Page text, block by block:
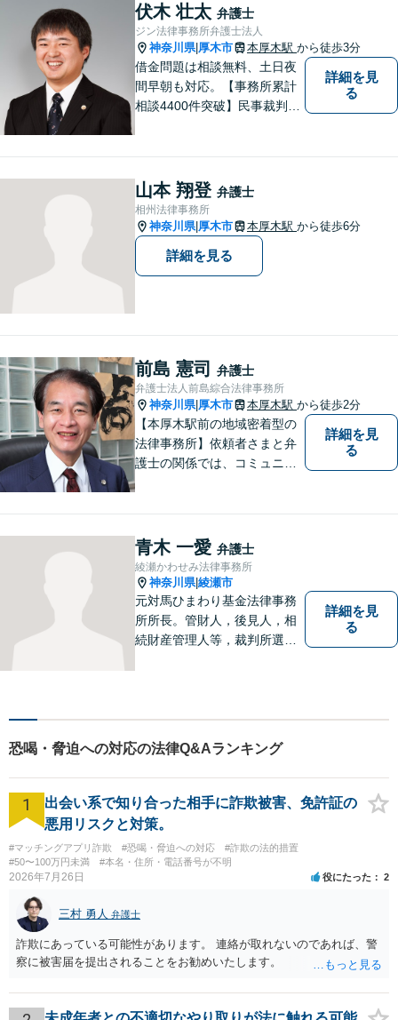
男女問題
伏木 壮太 弁護士
ジン法律事務所弁護士法人
神奈川県| 厚木市 本厚木駅 から徒歩3分
借金問題は相談無料、土日夜
間早朝も対応。【事務所累計
相談4400件突破】民事裁判／
詳細を見
る
山本 翔登 弁護士
相州法律事務所
神奈川県| 厚木市 本厚木駅 から徒歩6分
詳細を見る
前島 憲司 弁護士
弁護士法人前島綜合法律事務所
神奈川県| 厚木市 本厚木駅 から徒歩2分
【本厚木駅前の地域密着型の
法律事務所】依頼者さまと弁
護士の関係では、コミュニケ
B面談可】【本厚木駅1分】
詳細を見
る
青木 一愛 弁護士
綾瀬かわせみ法律事務所
神奈川県|綾瀬市
元対馬ひまわり基金法律事務
所所長。管財人，後見人，相
続財産管理人等，裁判所選任
詳細を見
る
恐喝・脅迫への対応の法律Q&Aランキング
1
出会い系で知り合った相手に詐欺被害、免許証の
悪用リスクと対策。
#マッチングアプリ詐欺 #恐喝・脅迫への対応
#詐欺の法的措置
#50〜100万円未満
#本名・住所・電話番号が不明
2026年7月26日 役にたった 2
三村 勇人 弁護士
詐欺にあっている可能性があります。 連絡が取れないのであれば、警
察に被害届を提出されることをお勧めいたします。